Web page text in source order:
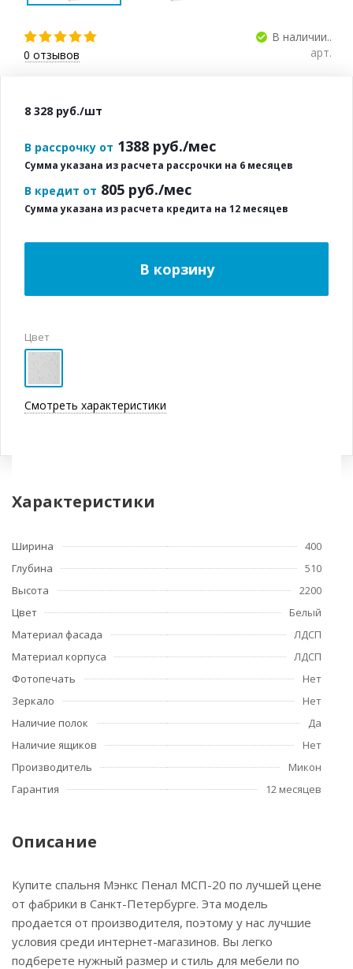
0 отзывов
В наличии..
арт.
8 328 руб./шт
В рассрочку от 1388 руб./мес
Сумма указана из расчета рассрочки на 6 месяцев
В кредит от 805 руб./мес
Сумма указана из расчета кредита на 12 месяцев
Цвет
Смотреть характеристики
В корзину
Характеристики
Ширина
400
Глубина
510
Высота
2200
Цвет
Белый
Материал фасада
ЛДСП
Материал корпуса
ЛДСП
Фотопечать
Нет
Зеркало
Нет
Наличие полок
Да
Наличие ящиков
Нет
Производитель
Микон
Гарантия
12 месяцев
Описание
Купите спальня Мэнкс Пенал МСП-20 по лучшей цене
от фабрики в Санкт-Петербурге. Эта модель
продается от производителя, поэтому у нас лучшие
условия среди интернет-магазинов. Вы легко
подберете нужный размер и стиль для мебели по